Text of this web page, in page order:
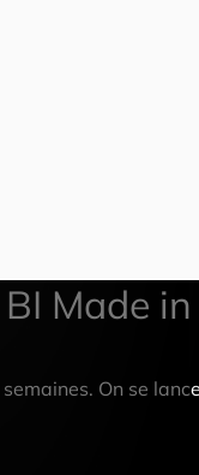
Made in
On se